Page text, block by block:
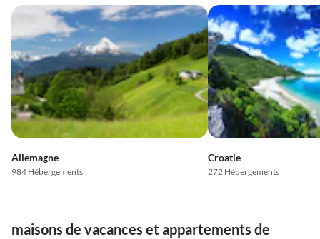
Allemagne
984 Hébergements
Croatie
272 Hébergements
maisons de vacances et appartements de